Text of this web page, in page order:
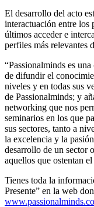
El desarrollo del acto
interactuación entre los
últimos acceder e
perfiles más relevantes
“Passionalminds es
de difundir el
niveles y en todas sus
de Passionalminds; y
networking que nos
seminarios en los que
sus sectores, tanto a
la excelencia y la
desarrollo de un sector
aquellos que ostentan
Tienes toda la
Presente” en la web